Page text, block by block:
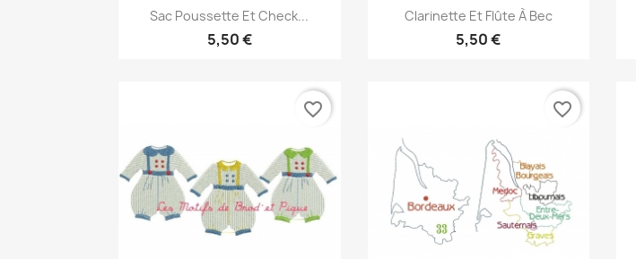
Aperçu rapide
Sac Poussette Et Check...
5,50 €
Aperçu rapide
Clarinette Et Flûte À Bec
5,50 €
favorite_border favorite_border